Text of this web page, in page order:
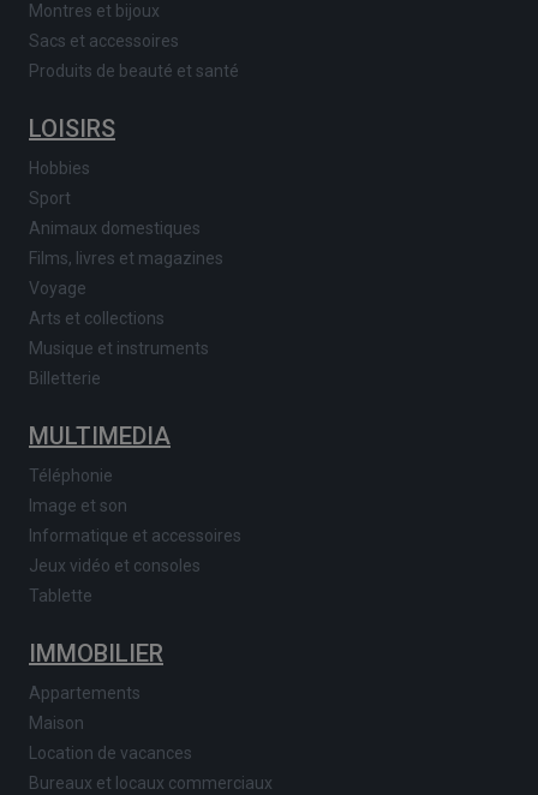
Montres et bijoux
Sacs et accessoires
Produits de beauté et santé
LOISIRS
Hobbies
Sport
Animaux domestiques
Films, livres et magazines
Voyage
Arts et collections
Musique et instruments
Billetterie
MULTIMEDIA
Téléphonie
Image et son
Informatique et accessoires
Jeux vidéo et consoles
Tablette
IMMOBILIER
Appartements
Maison
Location de vacances
Bureaux et locaux commerciaux